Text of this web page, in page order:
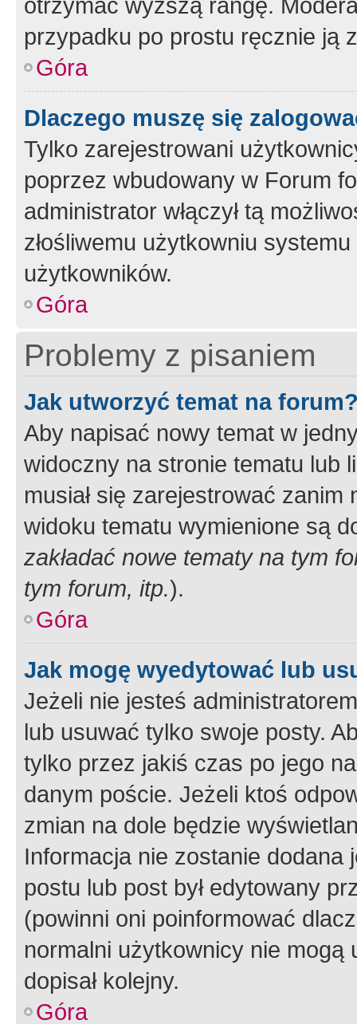
przypadku po prostu ręcznie ją
Góra
Dlaczego muszę się
Tylko zarejestrowani
poprzez wbudowany w Forum
administrator włączył tą
złośliwemu użytkowniu
użytkowników.
Góra
Problemy z pisaniem
Jak utworzyć temat na
Aby napisać nowy temat w
widoczny na stronie tematu lub
musiał się zarejestrować
widoku tematu wymienione są
zakładać nowe tematy na tym
tym forum, itp.).
Góra
Jak mogę wyedytować lub
Jeżeli nie jesteś
lub usuwać tylko swoje posty.
tylko przez jakiś czas po jego
danym poście. Jeżeli ktoś
zmian na dole będzie
Informacja nie zostanie dodana
postu lub post był edytowany
(powinni oni poinformować
normalni użytkownicy nie
dopisał kolejny.
Góra